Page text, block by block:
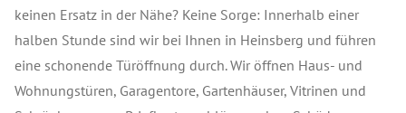
keinen Ersatz in der Nähe? Keine Sorge: Innerhalb einer
halben Stunde sind wir bei Ihnen in Heinsberg und führen
eine schonende Türöffnung durch. Wir öffnen Haus- und
Wohnungstüren, Garagentore, Gartenhäuser, Vitrinen und